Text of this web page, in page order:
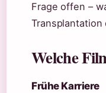
Frage offen –
Transplantation
Welche
Frühe Karriere